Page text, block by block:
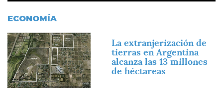
ECONOMÍA
Imagen
La extranjerización de
tierras en Argentina
alcanza las 13 millones
de héctareas